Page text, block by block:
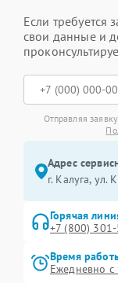
Если требуется
свои данные и
Отправляя
Адрес
г. Калуга, ул.
Горячая
+7 (800)
Время
Ежедневно